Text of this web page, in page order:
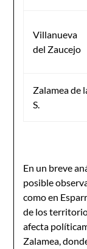
Villanueva
del Zaucejo
Zalamea de
S.
En un breve
posible
como en
de los
afecta
Zalamea,